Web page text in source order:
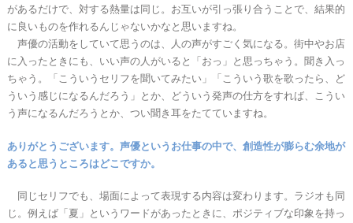
があるだけで、対する熱量は同じ。お互いが引っ張り合うことで、結果的
に良いものを作れるんじゃないかなと思いますね。
声優の活動をしていて思うのは、人の声がすごく気になる。街中やお店
に入ったときにも、いい声の人がいると「おっ」と思っちゃう。聞き入っ
ちゃう。「こういうセリフを聞いてみたい」「こういう歌を歌ったら、ど
ういう感じになるんだろう」とか、どういう発声の仕方をすれば、こうい
う声になるんだろうとか、つい聞き耳をたてていますね。
ありがとうございます。声優というお仕事の中で、創造性が膨らむ余地が
あると思うところはどこですか。
同じセリフでも、場面によって表現する内容は変わります。ラジオも同
じ。例えば「夏」というワードがあったときに、ポジティブな印象を持っ